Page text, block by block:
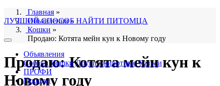
ЛУЧШИЙ СПОСОБ НАЙТИ ПИТОМЦА
Объявления
Собаки Кошки Другие животные Услуги
ПРОФИ
Породы
Главная »
Объявления»
Кошки »
Продаю: Котята мейн кун к Новому году
Продаю: Котята мейн кун к
Новому году